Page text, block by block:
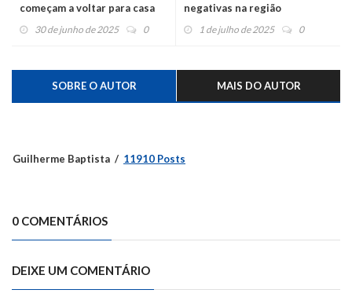
começam a voltar para casa
em São Sebastião do Caí
30 de junho de 2025 0
negativas na região
1 de julho de 2025 0
SOBRE O AUTOR MAIS DO AUTOR
Guilherme Baptista 11910 Posts
0 COMENTÁRIOS
DEIXE UM COMENTÁRIO